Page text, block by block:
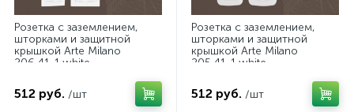
Розетка с заземлением,
шторками и защитной
крышкой Arte Milano
206.41-1.white
512 руб. /шт
Розетка с заземлением,
шторками и защитной
крышкой Arte Milano
205.41-1.white
512 руб. /шт